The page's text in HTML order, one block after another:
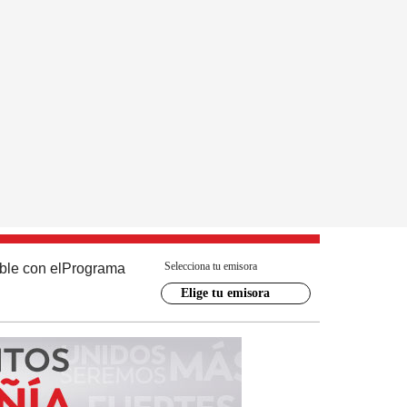
con el Programa Selecciona tu emisora
Elige tu emisora